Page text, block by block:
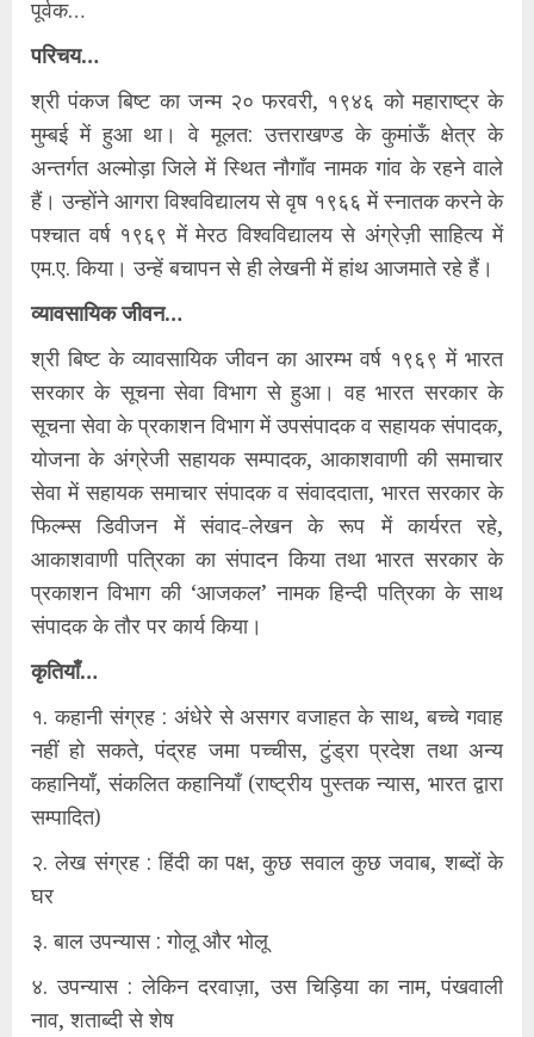
पूर्वक…
परिचय…
श्री पंकज बिष्ट का जन्म २० फरवरी, १९४६ को महाराष्ट्र के
मुम्बई में हुआ था। वे मूलत: उत्तराखण्ड के कुमांऊँ क्षेत्र के
अन्तर्गत अल्मोड़ा जिले में स्थित नौगाँव नामक गांव के रहने वाले
हैं। उन्होंने आगरा विश्वविद्यालय से वृष १९६६ में स्नातक करने के
पश्चात वर्ष १९६९ में मेरठ विश्वविद्यालय से अंग्रेज़ी साहित्य में
एम.ए. किया। उन्हें बचापन से ही लेखनी में हांथ आजमाते रहे हैं।
व्यावसायिक जीवन…
श्री बिष्ट के व्यावसायिक जीवन का आरम्भ वर्ष १९६९ में भारत
सरकार के सूचना सेवा विभाग से हुआ। वह भारत सरकार के
सूचना सेवा के प्रकाशन विभाग में उपसंपादक व सहायक संपादक,
योजना के अंग्रेजी सहायक सम्पादक, आकाशवाणी की समाचार
सेवा में सहायक समाचार संपादक व संवाददाता, भारत सरकार के
फिल्म्स डिवीजन में संवाद-लेखन के रूप में कार्यरत रहे,
आकाशवाणी पत्रिका का संपादन किया तथा भारत सरकार के
प्रकाशन विभाग की ‘आजकल’ नामक हिन्दी पत्रिका के साथ
संपादक के तौर पर कार्य किया।
कृतियाँ…
१. कहानी संग्रह : अंधेरे से असगर वजाहत के साथ, बच्चे गवाह
नहीं हो सकते, पंद्रह जमा पच्चीस, टुंड्रा प्रदेश तथा अन्य
कहानियाँ, संकलित कहानियाँ (राष्ट्रीय पुस्तक न्यास, भारत द्वारा
सम्पादित)
२. लेख संग्रह : हिंदी का पक्ष, कुछ सवाल कुछ जवाब, शब्दों के
घर
३. बाल उपन्‍यास : गोलू और भोलू
४. उपन्यास : लेकिन दरवाज़ा, उस चिड़िया का नाम, पंखवाली
नाव, शताब्दी से शेष